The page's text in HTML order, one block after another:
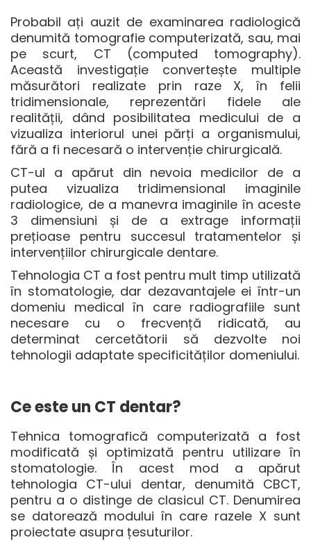
Probabil ați auzit de examinarea radiologică
denumită tomografie computerizată, sau, mai
pe scurt, CT (computed tomography).
Această investigație convertește multiple
măsurători realizate prin raze X, în felii
tridimensionale, reprezentări fidele ale
realității, dând posibilitatea medicului de a
vizualiza interiorul unei părți a organismului,
fără a fi necesară o intervenție chirurgicală.
CT-ul a apărut din nevoia medicilor de a
putea vizualiza tridimensional imaginile
radiologice, de a manevra imaginile în aceste
3 dimensiuni și de a extrage informații
prețioase pentru succesul tratamentelor și
intervențiilor chirurgicale dentare.
Tehnologia CT a fost pentru mult timp utilizată
în stomatologie, dar dezavantajele ei într-un
domeniu medical în care radiografiile sunt
necesare cu o frecvență ridicată, au
determinat cercetătorii să dezvolte noi
tehnologii adaptate specificităților domeniului.
Ce este un CT dentar?
Tehnica tomografică computerizată a fost
modificată și optimizată pentru utilizare în
stomatologie. În acest mod a apărut
tehnologia CT-ului dentar, denumită CBCT,
pentru a o distinge de clasicul CT. Denumirea
se datorează modului în care razele X sunt
proiectate asupra țesuturilor.